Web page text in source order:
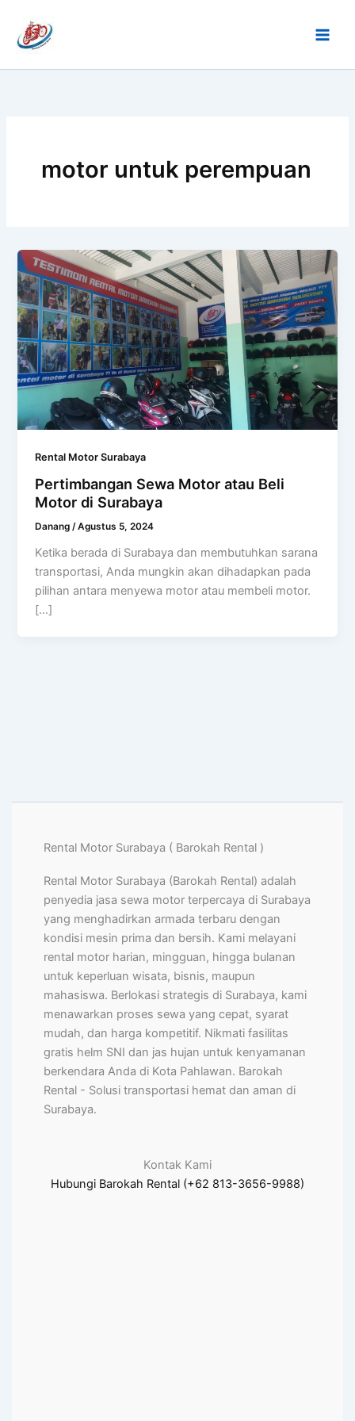
konten
motor untuk perempuan
Rental Motor Surabaya
Pertimbangan Sewa Motor atau Beli
Motor di Surabaya
Danang/Agustus 5, 2024
Ketika berada di Surabaya dan membutuhkan sarana
transportasi, Anda mungkin akan dihadapkan pada
pilihan antara menyewa motor atau membeli motor.
[…]
Rental Motor Surabaya ( Barokah Rental )
Rental Motor Surabaya (Barokah Rental) adalah
penyedia jasa sewa motor terpercaya di Surabaya
yang menghadirkan armada terbaru dengan
kondisi mesin prima dan bersih. Kami melayani
rental motor harian, mingguan, hingga bulanan
untuk keperluan wisata, bisnis, maupun
mahasiswa. Berlokasi strategis di Surabaya, kami
menawarkan proses sewa yang cepat, syarat
mudah, dan harga kompetitif. Nikmati fasilitas
gratis helm SNI dan jas hujan untuk kenyamanan
berkendara Anda di Kota Pahlawan. Barokah
Rental - Solusi transportasi hemat dan aman di
Surabaya.
Kontak Kami
Hubungi Barokah Rental (+62 813-3656-9988)